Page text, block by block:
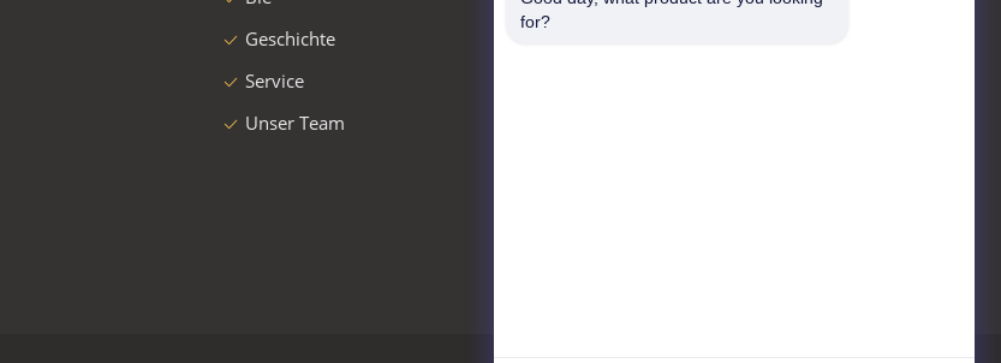
Geschichte
Service
Unser Team
PACK CO.,LTD
for?